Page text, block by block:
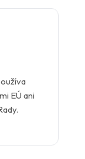
EÚ ani